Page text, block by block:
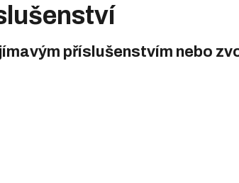
příslušenstvím nebo